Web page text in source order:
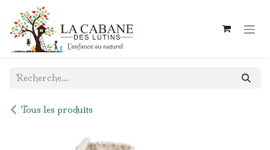
Se rendre au contenu
Tous les produits